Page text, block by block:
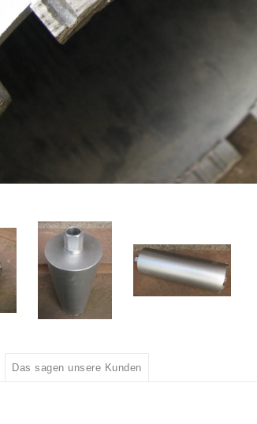
Das sagen unsere Kunden